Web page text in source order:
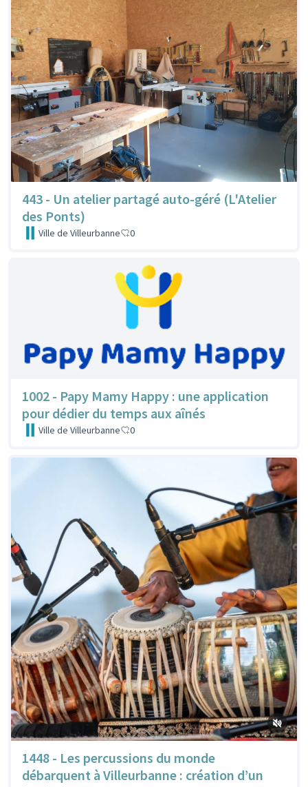
443 - Un atelier partagé auto-géré (L'Atelier
des Ponts)
Ville de Villeurbanne 0
1002 - Papy Mamy Happy : une application
pour dédier du temps aux aînés
Ville de Villeurbanne 0
1448 - Les percussions du monde
débarquent à Villeurbanne : création d’un